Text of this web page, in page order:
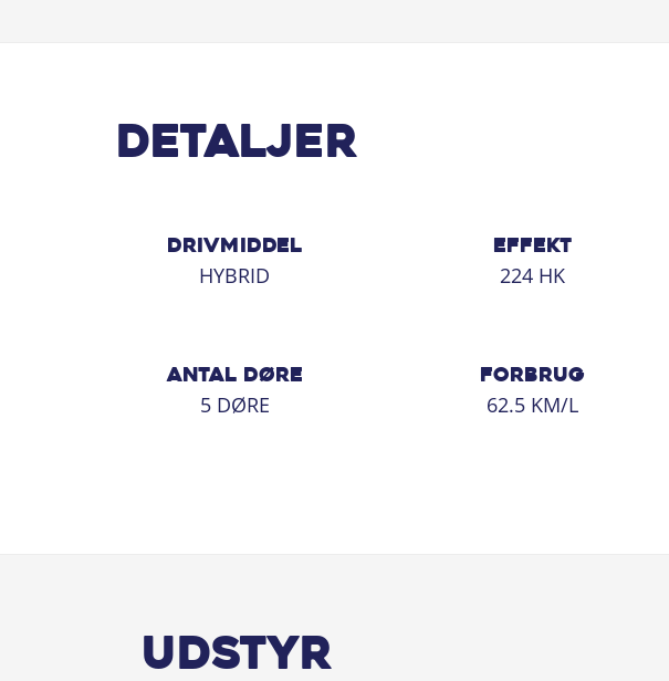
Detaljer
DRIVMIDDEL
HYBRID
EFFEKT
224 HK
ANTAL DØRE
5 DØRE
FORBRUG
62.5 KM/L
Udstyr